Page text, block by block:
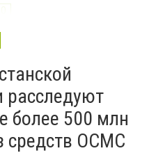
объединила
на форуме
инициатив
2026
расследуют
более 500 млн
средств ОСМС